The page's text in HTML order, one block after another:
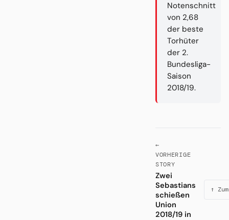
Notenschnitt
von 2,68
der beste
Torhüter
der 2.
Bundesliga-
Saison
2018/19.
←
VORHERIGE
STORY
Zwei
Sebastians
schießen
Union
2018/19 in
↑